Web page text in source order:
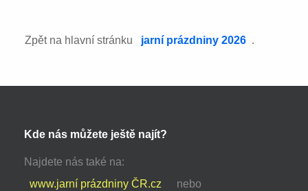
Zpět na hlavní stránku jarní prázdniny 2026 .
Kde nás můžete ještě najít?
Najdete nás také na:
www.jarní prázdniny ČR.cz
nebo